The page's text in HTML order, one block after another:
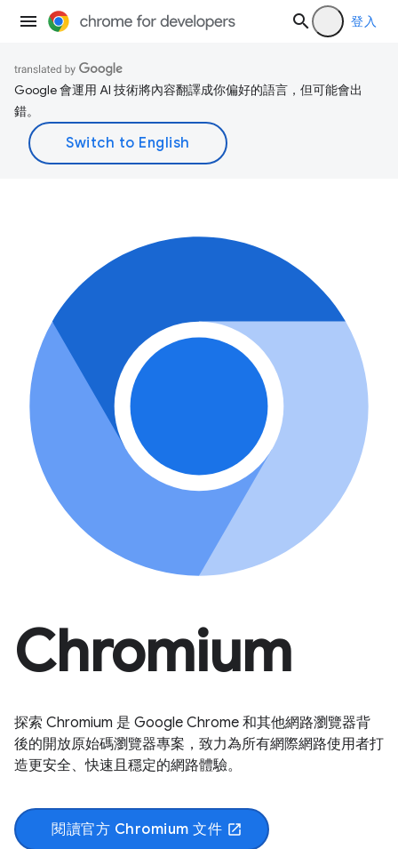
登入
Google 會運用 AI 技術將內容翻譯成你偏好的語言，但可能會出
錯。
Chromium
探索 Chromium 是 Google Chrome 和其他網路瀏覽器背
後的開放原始碼瀏覽器專案，致力為所有網際網路使用者打
造更安全、快速且穩定的網路體驗。
閱讀官方 Chromium 文件 open_in_new